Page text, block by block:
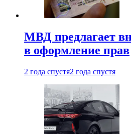
МВД предлагает
в оформление прав
2 года спустя2 года спустя